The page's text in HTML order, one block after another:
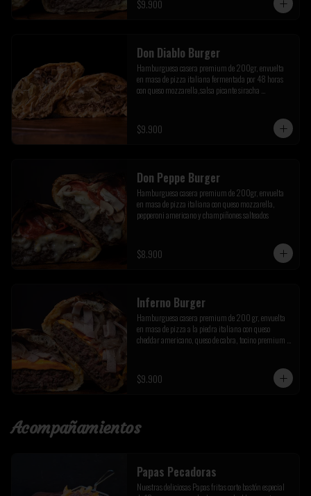
$9.900
Don Diablo Burger
Hamburguesa casera premium de 200gr, envuelta
en masa de pizza italiana fermentada por 48 horas
con queso mozzarella,salsa picante siracha
$9.900
Don Peppe Burger
Hamburguesa casera premium de 200gr, envuelta
en masa de pizza italiana con queso mozzarella,
pepperoni americano y champiñones salteados
$8.900
Inferno Burger
Hamburguesa casera premium de 200 gr, envuelta
en masa de pizza a la piedra italiana con queso
cheddar americano, queso de cabra, tocino premium y
$9.900
Acompañamientos
Papas Pecadoras
Nuestras deliciosas Papas fritas corte bastón especial